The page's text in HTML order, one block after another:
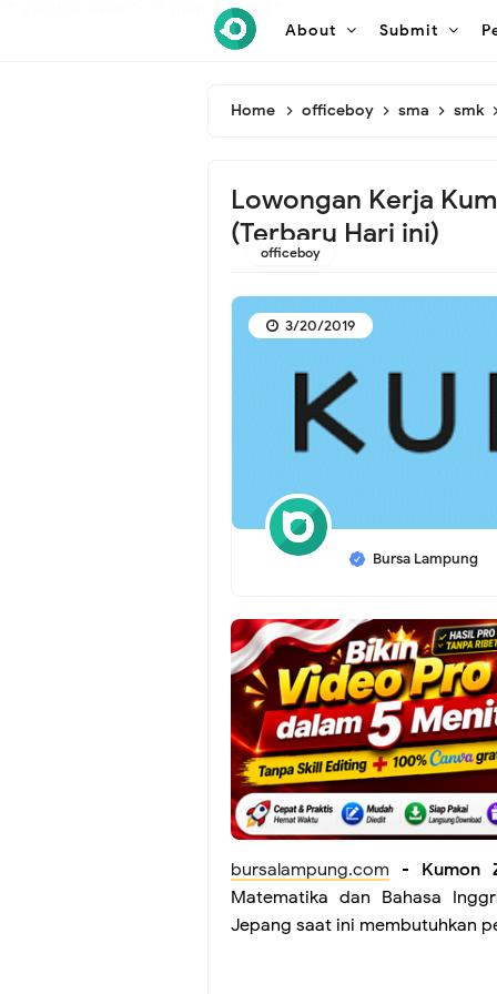
/* ganti br end */
About Submit
Home officeboy sma smk
Lowongan Kerja
(Terbaru Hari ini)
officeboy
Bursa Lampung
3/20/2019
bursalampung.com - Kumon
Matematika dan Bahasa
Jepang saat ini membutuhkan